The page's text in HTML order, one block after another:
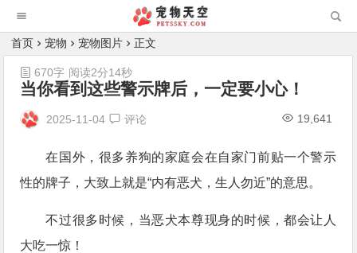
首页 宠物 宠物图片 正文
当你看到这些警示牌后，一定要小心！
2025-11-04 评论 19,641
670字 阅读2分14秒
在国外，很多养狗的家庭会在自家门前贴一个警示
性的牌子，大致上就是“内有恶犬，生人勿近”的意思。
不过很多时候，当恶犬本尊现身的时候，都会让人
大吃一惊！